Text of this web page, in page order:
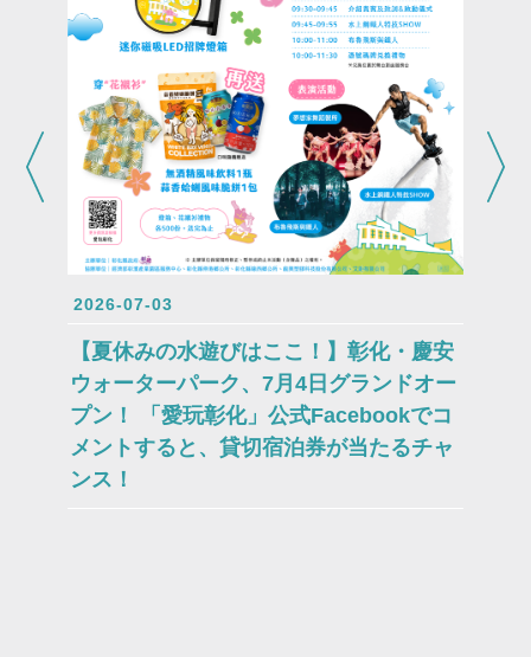
2026-07-03
【夏休みの水遊びはここ！】彰化・慶安
ウォーターパーク、7月4日グランドオー
プン！ 「愛玩彰化」公式Facebookでコ
メントすると、貸切宿泊券が当たるチャ
ンス！
2026-